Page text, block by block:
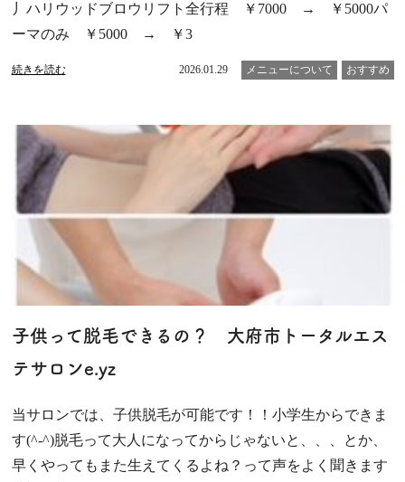
丿ハリウッドブロウリフト全行程 ￥7000 → ￥5000パ
ーマのみ ￥5000 → ￥3
続きを読む 2026.01.29 メニューについて おすすめ
子供って脱毛できるの？ 大府市トータルエス
テサロンe.yz
当サロンでは、子供脱毛が可能です！！小学生からできま
す(^-^)脱毛って大人になってからじゃないと、、、とか、
早くやってもまた生えてくるよね？って声をよく聞きます